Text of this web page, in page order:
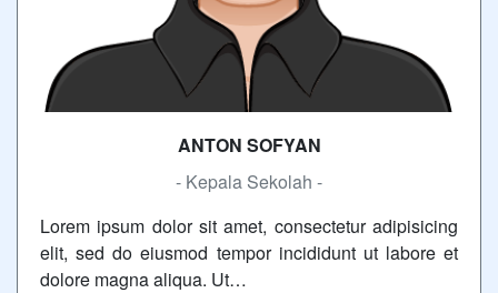
ANTON SOFYAN
- Kepala Sekolah -
Lorem ipsum dolor sit amet, consectetur adipisicing
elit, sed do eiusmod tempor incididunt ut labore et
dolore magna aliqua. Ut…